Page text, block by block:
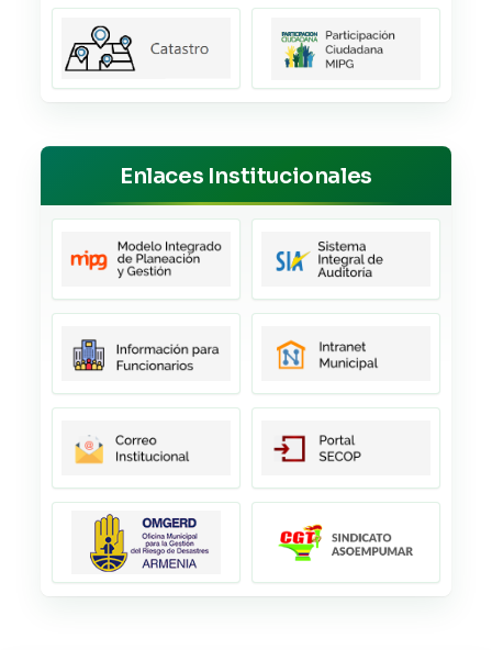
Enlaces Institucionales